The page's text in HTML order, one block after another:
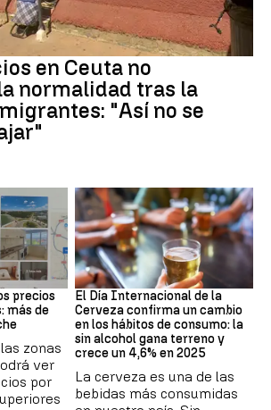
en Ceuta no
normalidad tras la
"Así no se
precios
más de
zonas
ver
por
Día Internacional Cerveza
El Día Internacional de la
Cerveza confirma un cambio
en los hábitos de consumo: la
sin alcohol gana terreno y
crece un 4,6% en 2025
La cerveza es una de las
bebidas más consumidas